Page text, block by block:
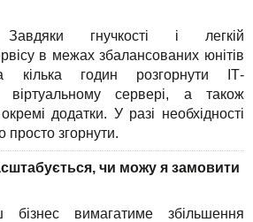
гнучкості і легкій
в межах збалансованих юнітів
годин розгорнути ІТ-
віртуальному сервері, а також
додатки. У разі необхідності
просто згорнути.
чи можу я замовити
вимагатиме збільшення